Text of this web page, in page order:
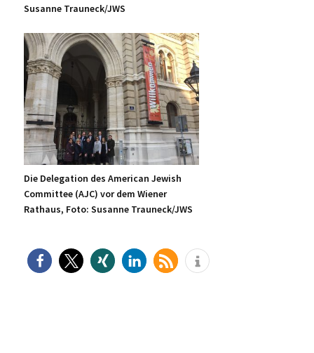
Susanne Trauneck/JWS
Die Delegation des American Jewish
Committee (AJC) vor dem Wiener
Rathaus, Foto: Susanne Trauneck/JWS